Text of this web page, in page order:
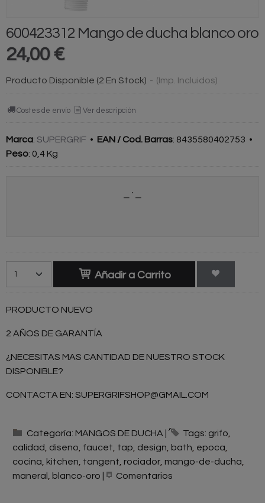
600423312 Mango de ducha blanco oro
24,00 €
Producto Disponible (2 En Stock) - (Imp. Incluidos)
Costes de envío Ver descripción
Marca: SUPERGRIF • EAN / Cod. Barras: 8435580402753 •
Peso: 0,4 Kg
Añadir a Carrito
PRODUCTO NUEVO
2 AÑOS DE GARANTÍA
¿NECESITAS MAS CANTIDAD DE NUESTRO STOCK
DISPONIBLE?
CONTACTA EN: SUPERGRIFSHOP@GMAIL.COM
Categoría: MANGOS DE DUCHA Tags: grifo
calidad
diseno faucet tap design bath epoca
cocina
kitchen tangent rociador mango-de-ducha
maneral
blanco-oro Comentarios